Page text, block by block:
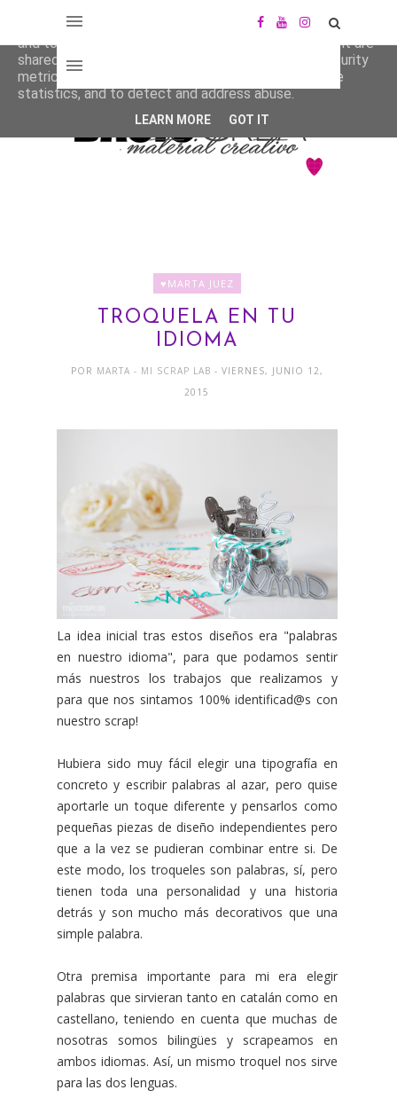
♥MARTA JUEZ
TROQUELA EN TU
IDIOMA
POR MARTA - MI SCRAP LAB - VIERNES, JUNIO 12,
2015
La idea inicial tras estos diseños era "palabras
en nuestro idioma", para que podamos sentir
más nuestros los trabajos que realizamos y
para que nos sintamos 100% identificad@s con
nuestro scrap!
Hubiera sido muy fácil elegir una tipografía en
concreto y escribir palabras al azar, pero quise
aportarle un toque diferente y pensarlos como
pequeñas piezas de diseño independientes pero
que a la vez se pudieran combinar entre si. De
este modo, los troqueles son palabras, sí, pero
tienen toda una personalidad y una historia
detrás y son mucho más decorativos que una
simple palabra.
Otra premisa importante para mi era elegir
palabras que sirvieran tanto en catalán como en
castellano, teniendo en cuenta que muchas de
nosotras somos bilingües y scrapeamos en
ambos idiomas. Así, un mismo troquel nos sirve
para las dos lenguas.
This site uses cookies from Google to deliver its services
and to analyze traffic. Your IP address and user-agent are
shared with Google along with performance and security
metrics to ensure quality of service, generate usage
statistics, and to detect and address abuse.
LEARN MORE GOT IT